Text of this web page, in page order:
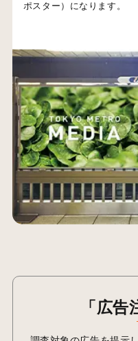
ポスター）になります。
「広